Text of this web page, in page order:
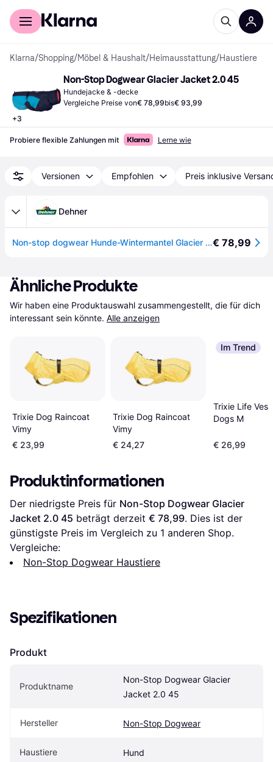
Für Shopper
Klarna/Shopping/Möbel & Haushalt/Heimausstattung/Haustiere
+3
Non-Stop Dogwear Glacier Jacket 2.0 45
Hundejacke & -decke
Vergleiche Preise von€ 78,99bis€ 93,99
Probiere flexible Zahlungen mit Lerne wie
Versionen Empfohlen Preis inklusive
Dehner
Non-stop dogwear Hunde-Wintermantel Glacier jacket 2.0, schwarz/orange€ 78,99
Ähnliche Produkte
Wir haben eine Produktauswahl zusammengestellt, die für dich
interessant sein könnte. Alle anzeigen
Trixie Dog Raincoat
Vimy
€ 23,99
Trixie Dog Raincoat
Vimy
€ 24,27
Im Trend
Trixie Life
Dogs M
€ 26,99
Produktinformationen
Der niedrigste Preis für Non-Stop Dogwear Glacier
Jacket 2.0 45 beträgt derzeit € 78,99. Dies ist der
günstigste Preis im Vergleich zu 1 anderen Shop.
Vergleiche:
Non-Stop Dogwear Haustiere
Spezifikationen
Produkt
Produktname
Non-Stop Dogwear Glacier
Jacket 2.0 45
Hersteller Non-Stop Dogwear
Haustiere Hund